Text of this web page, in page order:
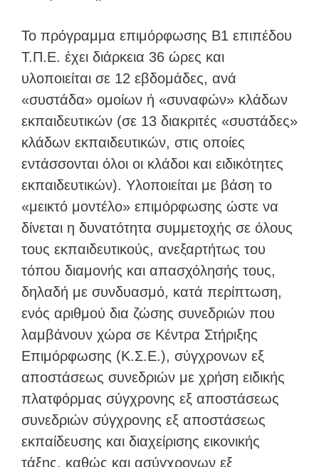
Το πρόγραμμα επιμόρφωσης Β1 επιπέδου
Τ.Π.Ε. έχει διάρκεια 36 ώρες και
υλοποιείται σε 12 εβδομάδες, ανά
«συστάδα» ομοίων ή «συναφών» κλάδων
εκπαιδευτικών (σε 13 διακριτές «συστάδες»
κλάδων εκπαιδευτικών, στις οποίες
εντάσσονται όλοι οι κλάδοι και ειδικότητες
εκπαιδευτικών). Υλοποιείται με βάση το
«μεικτό μοντέλο» επιμόρφωσης ώστε να
δίνεται η δυνατότητα συμμετοχής σε όλους
τους εκπαιδευτικούς, ανεξαρτήτως του
τόπου διαμονής και απασχόλησής τους,
δηλαδή με συνδυασμό, κατά περίπτωση,
ενός αριθμού δια ζώσης συνεδριών που
λαμβάνουν χώρα σε Κέντρα Στήριξης
Επιμόρφωσης (Κ.Σ.Ε.), σύγχρονων εξ
αποστάσεως συνεδριών με χρήση ειδικής
πλατφόρμας σύγχρονης εξ αποστάσεως
συνεδριών σύγχρονης εξ αποστάσεως
εκπαίδευσης και διαχείρισης εικονικής
τάξης, καθώς και ασύγχρονων εξ